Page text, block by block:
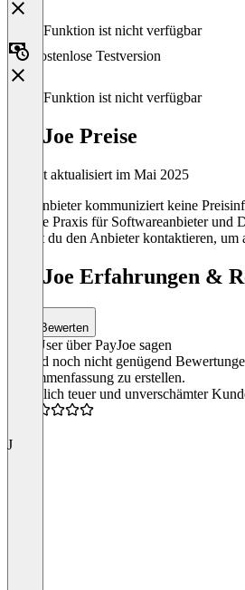
Diese Funktion ist nicht verfügbar
Kostenlose Testversion
Diese Funktion ist nicht verfügbar
PayJoe Preise
Zuletzt aktualisiert im Mai 2025
Der Anbieter kommuniziert keine
übliche Praxis für Softwareanbieter und
kannst du den Anbieter kontaktieren,
PayJoe Erfahrungen &
Bewerten
Was User über PayJoe sagen
Es sind noch nicht genügend
Zusammenfassung zu erstellen.
“Ziemlich teuer und unverschämter
J